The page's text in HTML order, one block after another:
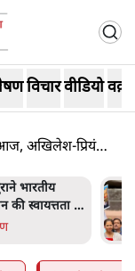
विचारवीडियो
अखिलेश-प्रियंका
भारतीय
की स्वायत्तता पर
ख़तरा?